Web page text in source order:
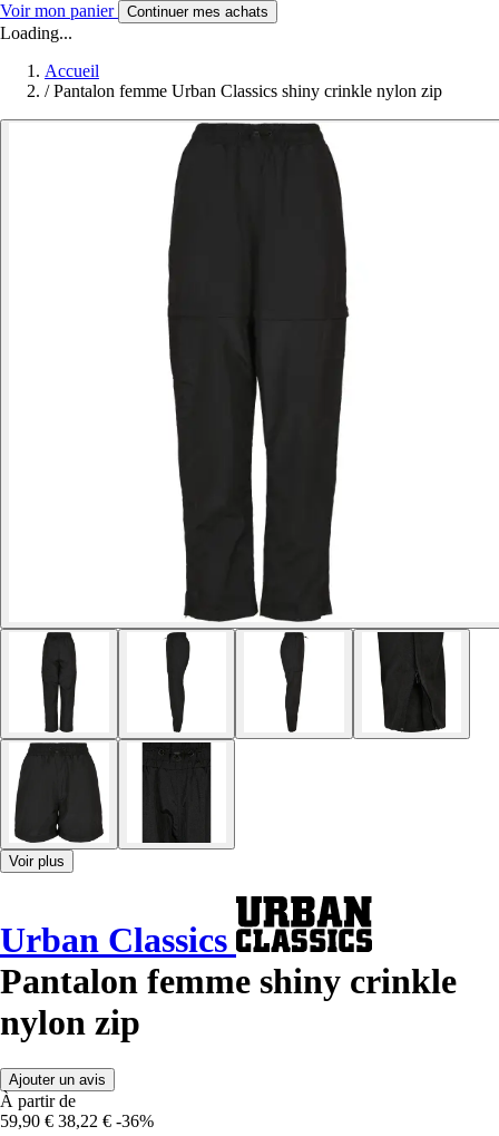
Voir mon panier Continuer mes achats
Loading...
Accueil
/ Pantalon femme Urban Classics shiny crinkle nylon zip
Voir plus
Urban Classics
Pantalon femme shiny crinkle
nylon zip
Ajouter un avis
À partir de
59,90 € 38,22 € -36%